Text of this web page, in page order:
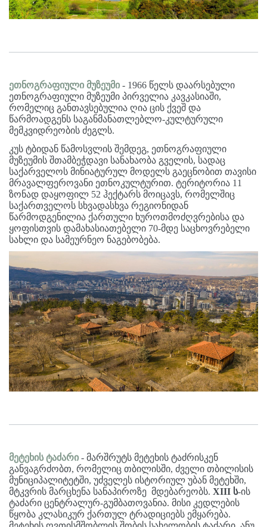
ეთნოგრაფიული მუზეუმი - 1966 წელს დაარსებული
ეთნოგრაფიული მუზეუმი პირველია კავკასიაში,
რომელიც განთავსებულია ღია ცის ქვეშ და
წარმოადგენს საგანმანათლებლო-კულტურული
მემკვიდრეობის ძეგლს.
კუს ტბიდან წამოსვლის შემდეგ, ეთნოგრაფიული
მუზეუმის შთამბეჭდავი სანახაობა გველის, სადაც
საქარველოს მინიატურულ მოდელს გაეცნობით თავისი
მრავალფეროვანი ეთნოკულტურით. ტერიტორია 11
ზონად დაყოფილ 52 ჰექტარს მოიცავს, რომელშიც
საქართველოს სხვადასხვა რეგიონიდან
წარმოდგენილია ქართული ხუროთმოძღვრებისა და
ყოფისთვის დამახასიათებელი 70-მდე საცხოვრებელი
სახლი და სამეურნეო ნაგებობება.
მეტეხის ტაძარი - მარშრუტს მეტეხის ტაძრისკენ
განვაგრძობთ, რომელიც თბილისში, ძველი თბილისის
მუნიციპალიტეტში, უძველეს ისტორიულ უბან მეტეხში,
მტკვრის მარცხენა სანაპიროზე მდებარეობს. XIII ს-ის
ტაძარი ცენტრალურ-გუმბათოვანია. მისი კედლების
წყობა კლასიკურ ქართულ ტრადიციებს ემყარება.